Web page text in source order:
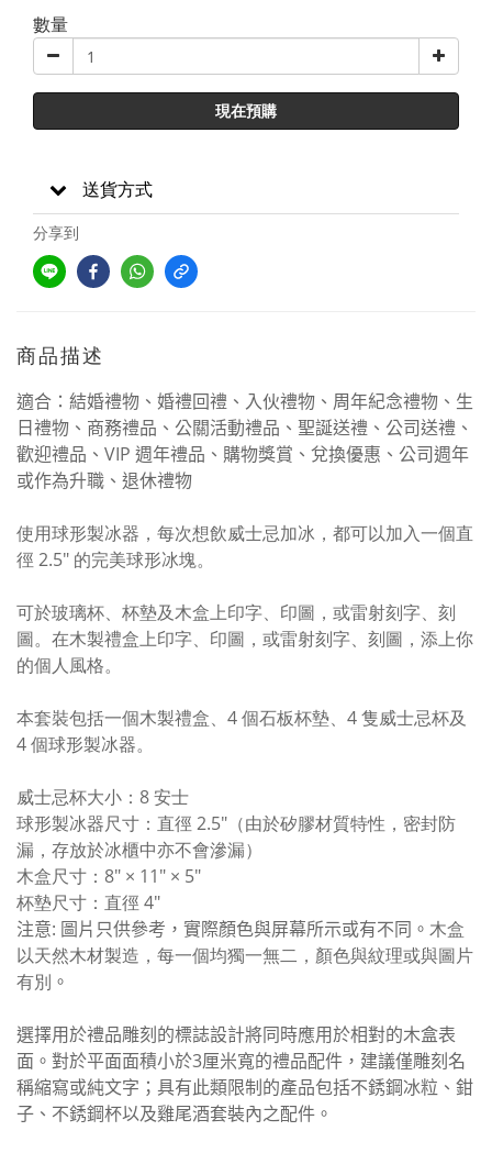
數量
現在預購
送貨方式
分享到
商品描述
適合：結婚禮物、婚禮回禮、入伙禮物、周年紀念禮物、生
日禮物、商務禮品、公關活動禮品、聖誕送禮、公司送禮、
歡迎禮品、 VIP 週年禮品、購物獎賞、兌換優惠、公司週年
或作為升職、退休禮物
使用球形製冰器，每次想飲威士忌加冰，都可以加入一個直
徑 2.5″ 的完美球形冰塊。
可於玻璃杯、杯墊及木盒上印字、印圖，或雷射刻字、刻
圖。在木製禮盒上印字、印圖，或雷射刻字、刻圖，添上你
的個人風格。
本套裝包括一個木製禮盒、4 個石板杯墊、4 隻威士忌杯及
4 個球形製冰器。
威士忌杯大小：8 安士
球形製冰器尺寸：直徑 2.5″（由於矽膠材質特性，密封防
漏，存放於冰櫃中亦不會滲漏）
木盒尺寸：8″ × 11″ × 5″
杯墊尺寸：直徑 4″
注意: 圖片只供參考，實際顏色與屏幕所示或有不同。 木盒
以天然木材製造，每一個均獨一無二，顏色與紋理或與圖片
有別 。
選擇用於禮品雕刻的標誌設計將同時應用於相對的木盒表
面。對於平面面積小於3厘米寬的禮品配件，建議僅雕刻名
稱縮寫或純文字；具有此類限制的產品包括不銹鋼冰粒、鉗
子、不銹鋼杯以及雞尾酒套裝內之配件。